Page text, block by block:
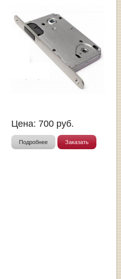
Цена: 700 руб.
Подробнее Заказать